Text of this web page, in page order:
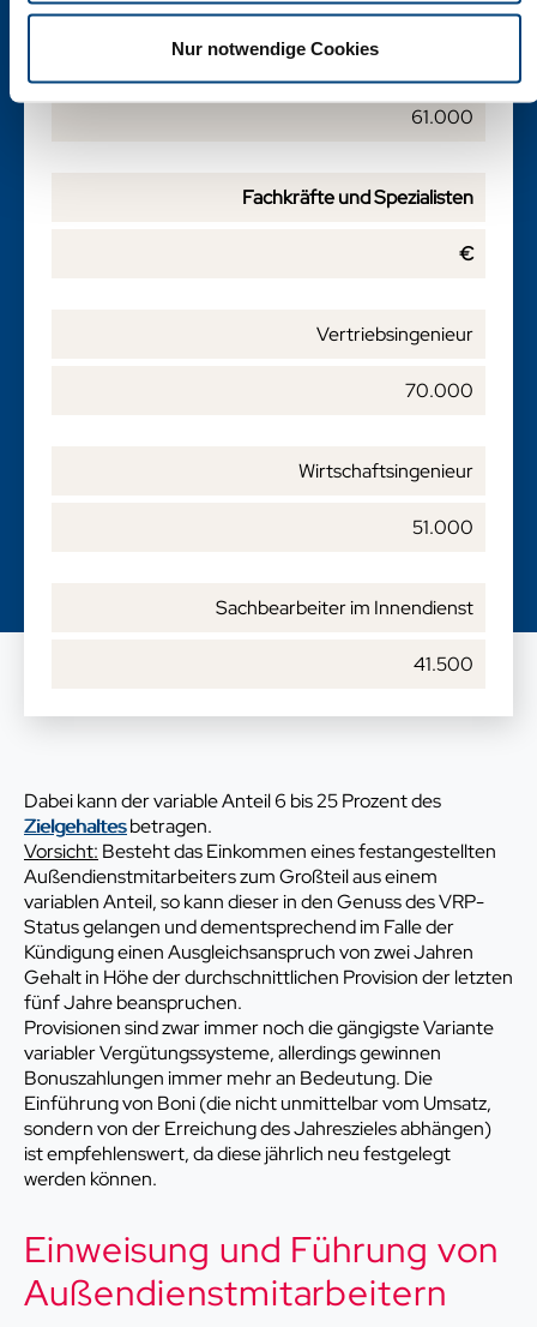
Nur notwendige Cookies
Verkaufsleitung Innendienst
61.000
Fachkräfte und Spezialisten
€
Vertriebsingenieur
70.000
Wirtschaftsingenieur
51.000
Sachbearbeiter im Innendienst
41.500
Dabei kann der variable Anteil 6 bis 25 Prozent des
Zielgehaltesbetragen.
Vorsicht: Besteht das Einkommen eines festangestellten
Außendienstmitarbeiters zum Großteil aus einem
variablen Anteil, so kann dieser in den Genuss des VRP-
Status gelangen und dementsprechend im Falle der
Kündigung einen Ausgleichsanspruch von zwei Jahren
Gehalt in Höhe der durchschnittlichen Provision der letzten
fünf Jahre beanspruchen.
Provisionen sind zwar immer noch die gängigste Variante
variabler Vergütungssysteme, allerdings gewinnen
Bonuszahlungen immer mehr an Bedeutung. Die
Einführung von Boni (die nicht unmittelbar vom Umsatz,
sondern von der Erreichung des Jahreszieles abhängen)
ist empfehlenswert, da diese jährlich neu festgelegt
werden können.
Einweisung und Führung von
Außendienstmitarbeitern